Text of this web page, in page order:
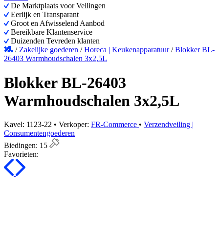
De Marktplaats voor Veilingen
Eerlijk en Transparant
Groot en Afwisselend Aanbod
Bereikbare Klantenservice
Duizenden Tevreden klanten
/ Zakelijke goederen /Horeca | Keukenapparatuur /Blokker BL-
26403 Warmhoudschalen 3x2,5L
Blokker BL-26403
Warmhoudschalen 3x2,5L
Kavel: 1123-22 • Verkoper: FR-Commerce • Verzendveiling |
Consumentengoederen
Biedingen: 15
Favorieten: